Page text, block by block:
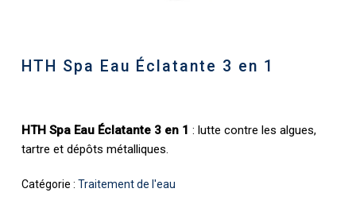
HTH Spa Eau Éclatante 3 en 1
HTH Spa Eau Éclatante 3 en 1 : lutte contre les algues,
tartre et dépôts métalliques.
Catégorie : Traitement de l'eau